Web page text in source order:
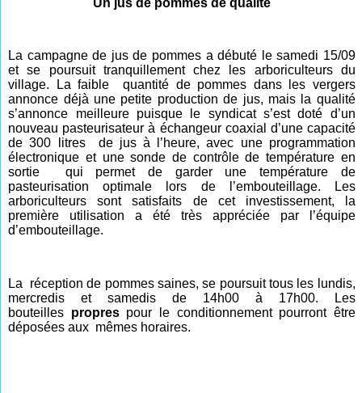
La campagne de jus de pommes a débuté le samedi 15/09
et se poursuit tranquillement chez les arboriculteurs du
village. La faible
quantité de pommes dans les vergers
annonce déjà une petite production de jus, mais la qualité
s’annonce meilleure puisque le syndicat s’est doté d’un
nouveau pasteurisateur à échangeur coaxial d’une capacité
de 300 litres
de jus à l’heure, avec une programmation
électronique et une sonde de contrôle de température en
sortie
qui permet de garder une température de
pasteurisation optimale lors de l’embouteillage. Les
arboriculteurs sont satisfaits de cet investissement, la
première utilisation a été très appréciée par l’équipe
d’embouteillage.
La
réception de pommes saines, se poursuit tous les lundis,
mercredis et samedis de 14h00 à 17h00. Les
bouteilles proprespour le conditionnement pourront être
déposées aux mêmes horaires.